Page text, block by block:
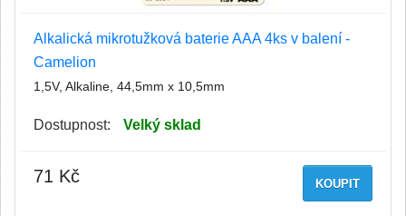
Alkalická mikrotužková baterie AAA 4ks v balení -
Camelion
1,5V, Alkaline, 44,5mm x 10,5mm
Dostupnost: Velký sklad
KOUPIT
71 Kč